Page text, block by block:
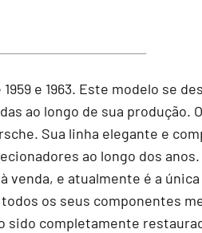
e 1963. Este modelo se
ao longo de sua produção.
Sua linha elegante e
ao longo dos anos.
e atualmente é a
os seus componentes
completamente